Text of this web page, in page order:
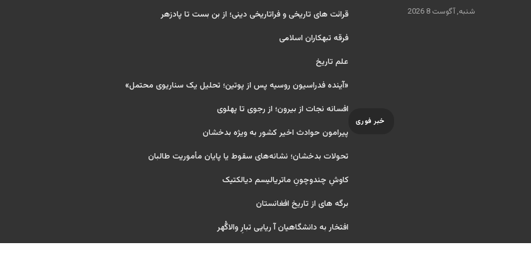
شنبه, آگوست 8 2026
خبر فوری
قرائت های تاریخی و فراتاریخی دینی؛ از بن بست تا پادزهر
فرقه تبهکاران اسلامی
علم تاریخ
«آینده فدراسیون روسیه پس از پوتین؛ تحلیل یک سناریوی محتمل»
افسانه نجات از بیرون؛ از رجوی تا پهلوی
پیرامون حوادث اخیر کشور به ویژه بدخشان
تحولات بدخشان؛ نشانه‌های سقوط یا پایان مأموریت طالبان
کاوشِ چندو‌چونِ ماتریالیسم دیالکتیک
برگه های از تاریخ افغانستان
افتخار به دانشگاهیان آ ریایی تبارِ والاگُهر